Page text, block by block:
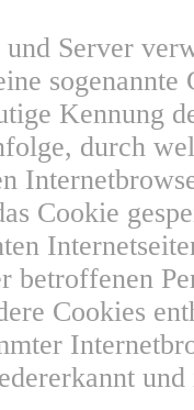
Server
Kennung
durch
Cookie
Cookies